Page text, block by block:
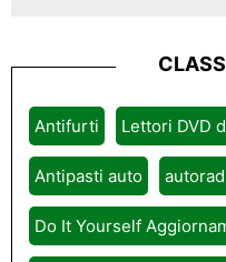
Antifurti Lettori DVD
Antipasti auto
Do It Yourself